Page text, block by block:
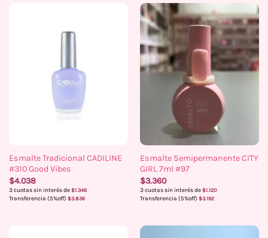
Esmalte Tradicional CADILINE
#310 Good Vibes
$4.038
3 cuotas sin interés de $1.346
Transferencia (5%off) $3.836
Esmalte Semipermanente CITY
GIRL 7ml #97
$3.360
3 cuotas sin interés de $1.120
Transferencia (5%off) $3.192